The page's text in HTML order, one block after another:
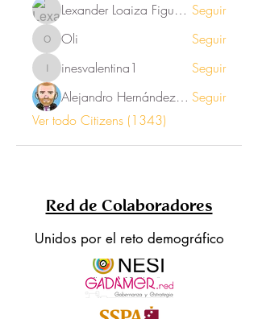
Lexander Loaiza Figueroa Seguir
Oli Oli Seguir
inesvalentina1
inesvalentina1
Seguir
Alejandro Hernández Renner Seguir
Ver todo Citizens (1343)
Red de Colaboradores
Unidos por el reto demográfico